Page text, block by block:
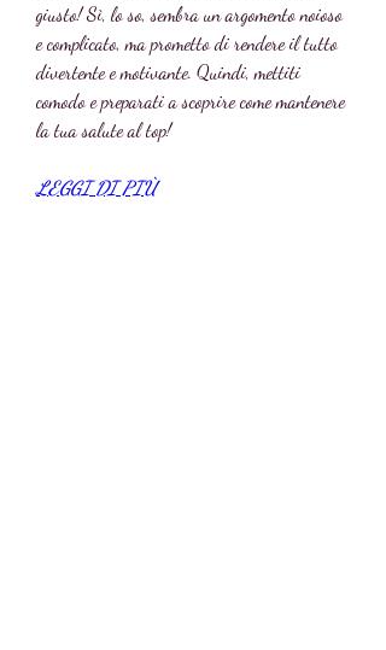
giusto! Sì, lo so, sembra un argomento noioso
e complicato, ma prometto di rendere il tutto
divertente e motivante. Quindi, mettiti
comodo e preparati a scoprire come mantenere
la tua salute al top!
LEGGI DI PIÙ